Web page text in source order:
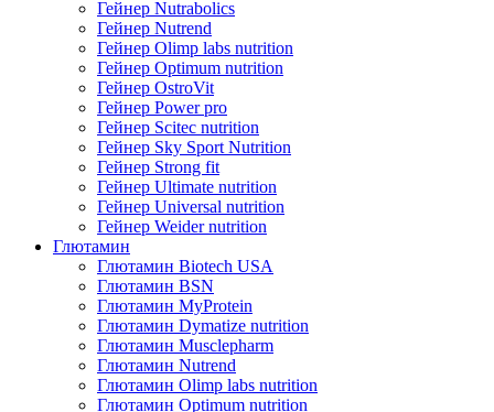
Гейнер Nutrabolics
Гейнер Nutrend
Гейнер Olimp labs nutrition
Гейнер Optimum nutrition
Гейнер OstroVit
Гейнер Power pro
Гейнер Scitec nutrition
Гейнер Sky Sport Nutrition
Гейнер Strong fit
Гейнер Ultimate nutrition
Гейнер Universal nutrition
Гейнер Weider nutrition
Глютамин
Глютамин Biotech USA
Глютамин BSN
Глютамин MyProtein
Глютамин Dymatize nutrition
Глютамин Musclepharm
Глютамин Nutrend
Глютамин Olimp labs nutrition
Глютамин Optimum nutrition